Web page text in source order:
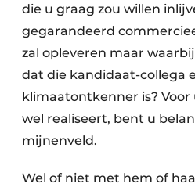
die u graag zou willen
gegarandeerd
zal opleveren maar
dat die kandidaat-collega
klimaatontkenner is? Voor
wel realiseert, bent u
mijnenveld.
Wel of niet met hem of